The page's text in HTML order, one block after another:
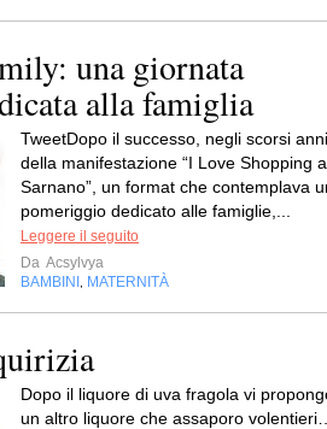
una giornata
alla famiglia
TweetDopo il successo, negli scorsi
della manifestazione “I Love Shopping a
Sarnano”, un format che contemplava
pomeriggio dedicato alle famiglie,...
Leggere il seguito
Da Acsylvya
BAMBINI
MATERNITÀ
Dopo il liquore di uva fragola vi
un altro liquore che assaporo